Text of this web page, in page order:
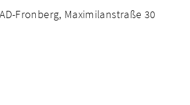
Fronberg, Maximilanstraße 30